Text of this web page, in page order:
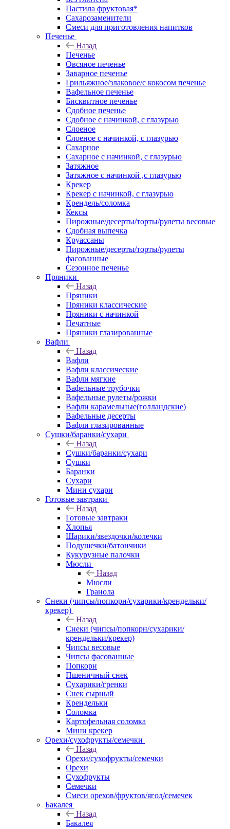
Пастила фруктовая*
Сахарозаменители
Смеси для приготовления напитков
Печенье
Назад
Печенье
Овсяное печенье
Заварное печенье
Грильяжное/злаковое/с кокосом печенье
Вафельное печенье
Бисквитное печенье
Сдобное печенье
Сдобное с начинкой, с глазурью
Слоеное
Слоеное с начинкой, с глазурью
Сахарное
Сахарное с начинкой, с глазурью
Затяжное
Затяжное с начинкой ,с глазурью
Крекер
Крекер с начинкой, с глазурью
Крендель/соломка
Кексы
Пирожные/десерты/торты/рулеты весовые
Сдобная выпечка
Круассаны
Пирожные/десерты/торты/рулеты
фасованные
Сезонное печенье
Пряники
Назад
Пряники
Пряники классические
Пряники с начинкой
Печатные
Пряники глазированные
Вафли
Назад
Вафли
Вафли классические
Вафли мягкие
Вафельные трубочки
Вафельные рулеты/рожки
Вафли карамельные(голландские)
Вафельные десерты
Вафли глазированные
Сушки/баранки/сухари
Назад
Сушки/баранки/сухари
Сушки
Баранки
Сухари
Мини сухари
Готовые завтраки
Назад
Готовые завтраки
Хлопья
Шарики/звездочки/колечки
Подушечки/батончики
Кукурузные палочки
Мюсли
Назад
Мюсли
Гранола
Снеки (чипсы/попкорн/сухарики/крендельки/
крекер)
Назад
Снеки (чипсы/попкорн/сухарики/
крендельки/крекер)
Чипсы весовые
Чипсы фасованные
Попкорн
Пшеничный снек
Сухарики/гренки
Снек сырный
Крендельки
Соломка
Картофельная соломка
Мини крекер
Орехи/сухофрукты/семечки
Назад
Орехи/сухофрукты/семечки
Орехи
Сухофрукты
Семечки
Смеси орехов/фруктов/ягод/семечек
Бакалея
Назад
Бакалея